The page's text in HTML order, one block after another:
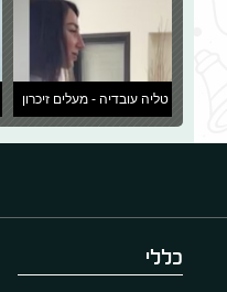
טליה עובדיה - מעלים זיכרון
כללי